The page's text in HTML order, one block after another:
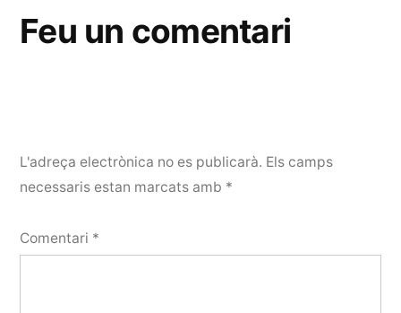
Feu un comentari
L'adreça electrònica no es publicarà. Els camps
necessaris estan marcats amb *
Comentari *